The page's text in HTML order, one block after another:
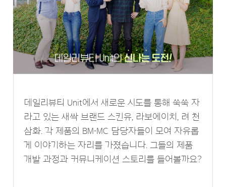
데일리뷰티 Unit에서 새로운 시도를 통해 쑥쑥 자
라고 있는 새싹 브랜드 스킨유, 라보에이치, 려 천
삼화. 각 제품의 BM∙MC 담당자들이 모여 자유롭
게 이야기하는 자리를 가졌습니다. 그들의 제품
개발 과정과 커뮤니케이션 스토리를 들어볼까요?